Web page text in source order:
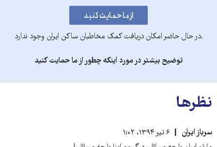
.در حال حاضر امکان دریافت کمک مخاطبان ساکن ایران وجود ندارد
توضیح بیشتر در مورد اینکه چطور از ما حمایت کنید
نظرها
سرباز ایران
۶ تیر ۱۳۹۴، ۱:۰۲